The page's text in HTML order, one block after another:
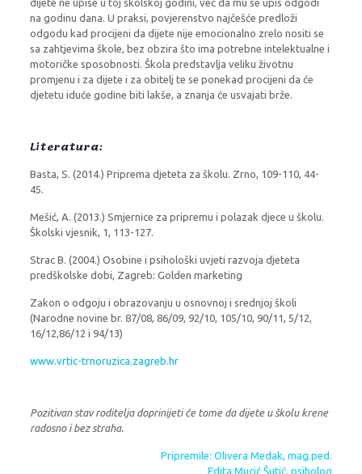
na godinu dana. U praksi, povjerenstvo najčešće predloži
odgodu kad procijeni da dijete nije emocionalno zrelo nositi se
sa zahtjevima škole, bez obzira što ima potrebne intelektualne i
motoričke sposobnosti. Škola predstavlja veliku životnu
promjenu i za dijete i za obitelj te se ponekad procijeni da će
djetetu iduće godine biti lakše, a znanja će usvajati brže.
Literatura:
Basta, S. (2014.) Priprema djeteta za školu. Zrno, 109-110, 44-
45.
Mešić, A. (2013.) Smjernice za pripremu i polazak djece u školu.
Školski vjesnik, 1, 113-127.
Strac B. (2004.) Osobine i psihološki uvjeti razvoja djeteta
predškolske dobi, Zagreb: Golden marketing
Zakon o odgoju i obrazovanju u osnovnoj i srednjoj školi
(Narodne novine br. 87/08, 86/09, 92/10, 105/10, 90/11, 5/12,
16/12,86/12 i 94/13)
www.vrtic-trnoruzica.zagreb.hr
Pozitivan stav roditelja doprinijeti će tome da dijete u školu krene
radosno i bez straha.
Pripremile: Olivera Medak, mag.ped.
Edita Mucić Šutić, psiholog